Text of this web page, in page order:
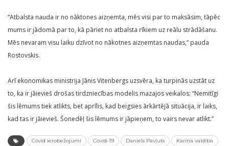
“Atbalsta nauda ir no nāktones aizņemta, mēs visi par to maksāsim, tāpēc
mums ir jādomā par to, kā pāriet no atbalsta rīkiem uz reālu strādāšanu.
Mēs nevaram visu laiku dzīvot no nākotnes aizņemtas naudas,” pauda
Rostovskis.
Arī ekonomikas ministrija Jānis Vitenbergs uzsvēra, ka turpinās uzstāt uz
to, ka ir jāievieš drošas tirdzniecības modelis mazajos veikalos: “Nemitīgi
šis lēmums tiek atlikts, bet aprīlis, kad beigsies ārkārtējā situācija, ir laiks,
kad tas ir jāievieš. Šonedēļ šis lēmums ir jāpieņem, to vairs nevar atlikt.”
Covid ierobežojumi Covid-19 Daniels Pavļuts
Kariņa valdība